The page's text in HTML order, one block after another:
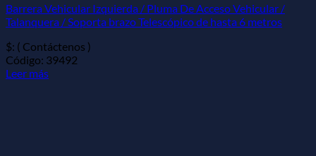
Barrera Vehicular Izquierda / Pluma De Acceso Vehicular /
Talanquera / Soporta brazo Telescópico de hasta 6 metros
$: ( Contáctenos )
Código: 39492
Leer más